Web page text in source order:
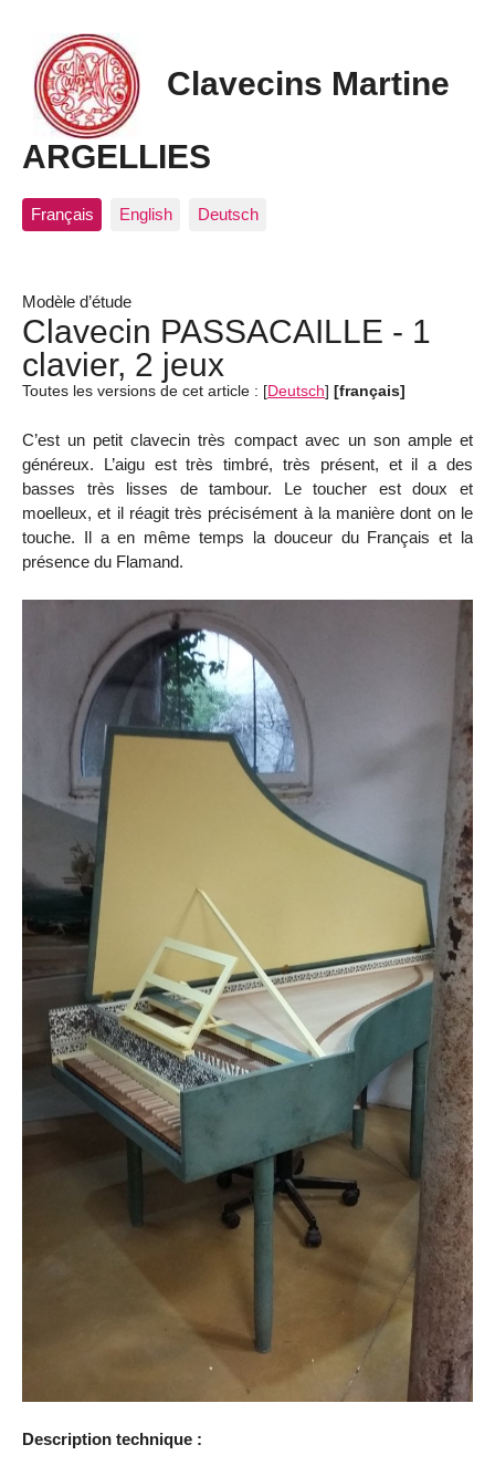
Clavecins Martine
ARGELLIES
Français English Deutsch
Modèle d’étude
Clavecin PASSACAILLE - 1
clavier, 2 jeux
Toutes les versions de cet article : [Deutsch] [français]
C’est un petit clavecin très compact avec un son ample et
généreux. L’aigu est très timbré, très présent, et il a des
basses très lisses de tambour. Le toucher est doux et
moelleux, et il réagit très précisément à la manière dont on le
touche. Il a en même temps la douceur du Français et la
présence du Flamand.
Description technique :